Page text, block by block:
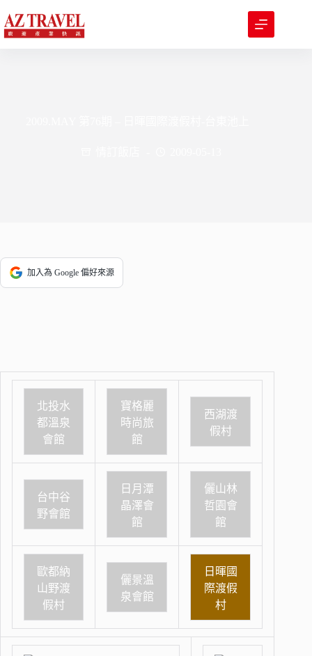
至
主
加入為 Google 偏好來源
北投水
都溫泉
會館
寶格麗
時尚旅
館
西湖渡
假村
台中谷
野會館
日月潭
晶澤會
館
儷山林
哲園會
館
歐都納
山野渡
假村
儷景溫
泉會館
日暉國
際渡假
村